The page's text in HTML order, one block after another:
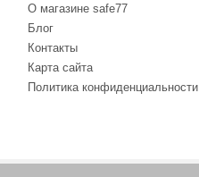
О магазине safe77
Блог
Контакты
Карта сайта
Политика конфиденциальности